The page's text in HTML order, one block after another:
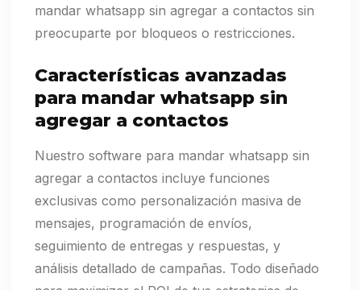
mandar whatsapp sin agregar a contactos sin
preocuparte por bloqueos o restricciones.
Características avanzadas
para mandar whatsapp sin
agregar a contactos
Nuestro software para mandar whatsapp sin
agregar a contactos incluye funciones
exclusivas como personalización masiva de
mensajes, programación de envíos,
seguimiento de entregas y respuestas, y
análisis detallado de campañas. Todo diseñado